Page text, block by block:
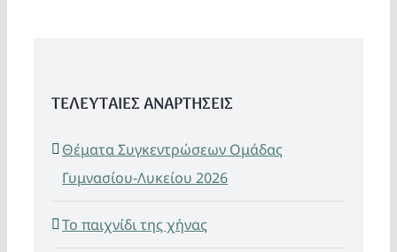
ΤΕΛΕΥΤΑΙΕΣ ΑΝΑΡΤΗΣΕΙΣ
Θέματα Συγκεντρώσεων Ομάδας
Γυμνασίου-Λυκείου 2026
Το παιχνίδι της χήνας